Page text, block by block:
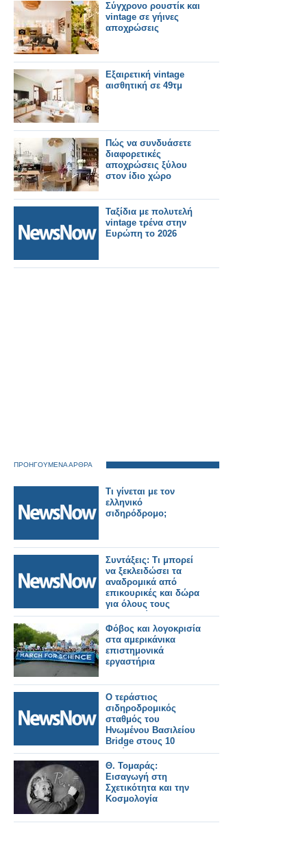
Σύγχρονο ρουστίκ και
vintage σε γήινες
αποχρώσεις
Εξαιρετική vintage
αισθητική σε 49τμ
Πώς να συνδυάσετε
διαφορετικές
αποχρώσεις ξύλου
στον ίδιο χώρο
Ταξίδια με πολυτελή
vintage τρένα στην
Ευρώπη το 2026
ΠΡΟΗΓΟΥΜΕΝΑ ΑΡΘΡΑ
Τι γίνεται με τον
ελληνικό
σιδηρόδρομο;
Συντάξεις: Τι μπορεί
να ξεκλειδώσει τα
αναδρομικά από
επικουρικές και δώρα
για όλους τους
συνταξιούχους
Φόβος και λογοκρισία
στα αμερικάνικα
επιστημονικά
εργαστήρια
Ο τεράστιος
σιδηροδρομικός
σταθμός του
Ηνωμένου Βασιλείου
Bridge στους 10
καλύτερους της
Ευρώπης
Θ. Τομαράς:
Εισαγωγή στη
Σχετικότητα και την
Κοσμολογία